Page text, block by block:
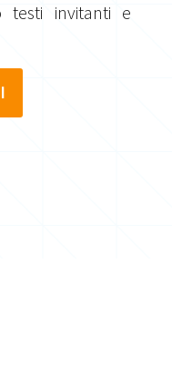
testi invitanti e